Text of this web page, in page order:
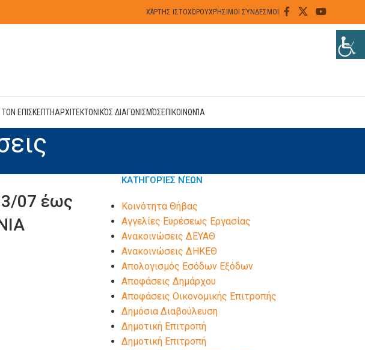
ΧΆΡΤΗΣ ΙΣΤΟΧΏΡΟΥΧΡΉΣΙΜΟΙ ΣΎΝΔΕΣΜΟΙ
ΤΟΝ ΕΠΙΣΚΕΠΤΗΑΡΧΙΤΕΚΤΟΝΙΚΌΣ ΔΙΑΓΩΝΙΣΜΌΣΕΠΙΚΟΙΝΩΝΊΑ
07 έως
ΚΑΤΗΓΟΡΊΕΣ ΝΈΩΝ
Kοινότητα Θήβας
Αγγελίες Ευρέσεως Εργασίας
Ανακοινώσεις ΔΕΥΑΘ
Ανακοινώσεις ΔΗΚΕΘ
Απολογισμός Εσόδων Εξόδων
Αποφάσεις Δημάρχου
Αποφάσεις Οικονομικής Επιτροπής
Δημόσια Διαβούλευση
Δημοτική Επιτροπή
Δημοτική Επιτροπή